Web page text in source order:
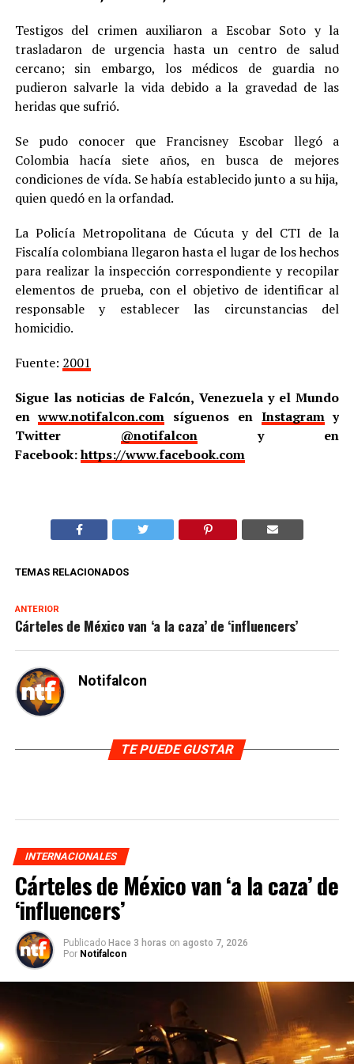
Testigos del crimen auxiliaron a Escobar Soto y la
trasladaron de urgencia hasta un centro de salud
cercano; sin embargo, los médicos de guardia no
pudieron salvarle la vida debido a la gravedad de las
heridas que sufrió.
Se pudo conocer que Francisney Escobar llegó a
Colombia hacía siete años, en busca de mejores
condiciones de vída. Se había establecido junto a su hija,
quien quedó en la orfandad.
La Policía Metropolitana de Cúcuta y del CTI de la
Fiscalía colombiana llegaron hasta el lugar de los hechos
para realizar la inspección correspondiente y recopilar
elementos de prueba, con el objetivo de identificar al
responsable y establecer las circunstancias del
homicidio.
Fuente: 2001
Sigue las noticias de Falcón, Venezuela y el Mundo
enwww.notifalcon.com síguenos en Instagramy
Twitter @notifalcony en
Facebook:https://www.facebook.com
TEMAS RELACIONADOS
ANTERIOR
Cárteles de México van ‘a la caza’ de ‘influencers’
Notifalcon
TE PUEDE GUSTAR
INTERNACIONALES
Cárteles de México van ‘a la caza’ de
‘influencers’
Publicado Hace 3 horas on agosto 7, 2026
Por Notifalcon